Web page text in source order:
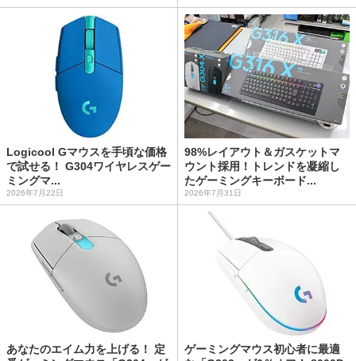
Logicool Gマウスを手頃な価格
で試せる！ G304ワイヤレスゲー
ミングマ...
2026年7月22日
98%レイアウト＆ガスケットマ
ウント採用！トレンドを凝縮し
たゲーミングキーボード...
2026年7月31日
あなたのエイム力を上げる！ 定
ゲーミングマウス初心者に最適